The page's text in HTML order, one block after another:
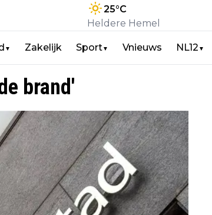
25°C
Heldere Hemel
▼ Zakelijk Sport▼ Vnieuws NL12 ▼
brand'